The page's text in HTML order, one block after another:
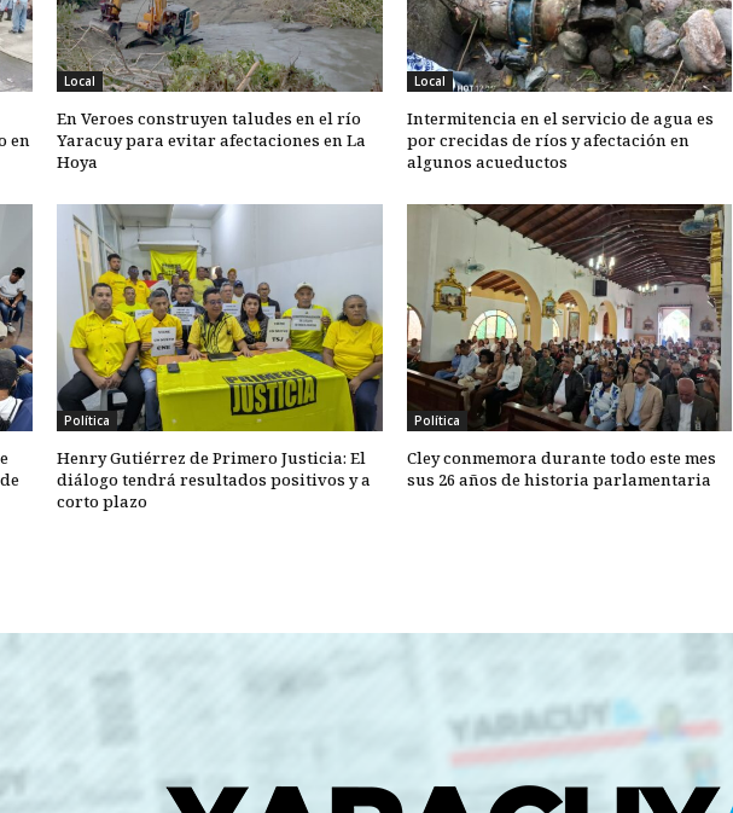
en
Local
En Veroes construyen taludes en el río
Yaracuy para evitar afectaciones en La
Hoya
Local
Intermitencia en el servicio de agua es
por crecidas de ríos y afectación en
algunos acueductos
Política
Henry Gutiérrez de Primero Justicia: El
diálogo tendrá resultados positivos y a
corto plazo
Política
Cley conmemora durante todo este mes
sus 26 años de historia parlamentaria